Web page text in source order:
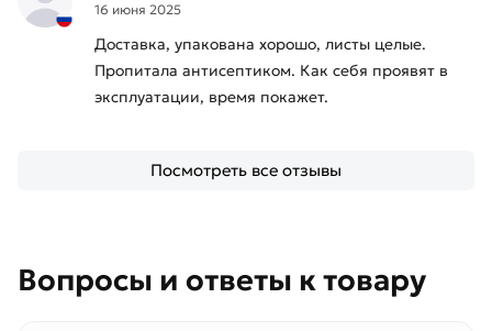
16 июня 2025
Доставка, упакована хорошо, листы целые.
Пропитала антисептиком. Как себя проявят в
эксплуатации, время покажет.
Посмотреть все отзывы
Вопросы и ответы к товару